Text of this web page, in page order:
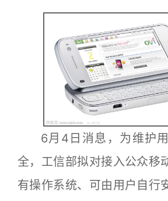
6月4日消息，为维护
全，工信部拟对接入公众移
有操作系统、可由用户自行